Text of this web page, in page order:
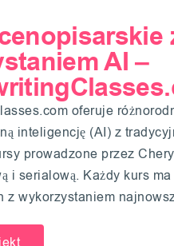
AI –
oferuje
inteligencję (AI) z
prowadzone przez
i serialową. Każdy kurs
z wykorzystaniem